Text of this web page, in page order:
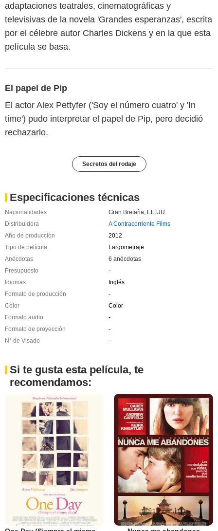
adaptaciones teatrales, cinematográficas y
televisivas de la novela 'Grandes esperanzas', escrita
por el célebre autor Charles Dickens y en la que esta
película se basa.
El papel de Pip
El actor Alex Pettyfer ('Soy el número cuatro' y 'In
time') pudo interpretar el papel de Pip, pero decidió
rechazarlo.
Secretos del rodaje
Especificaciones técnicas
Nacionalidades Gran Bretaña EE.UU.
Distribuidora
A Contracorriente Films
Año de producción
2012
Tipo de película
Largometraje
Anécdotas
6 anécdotas
Presupuesto
-
Idiomas
Inglés
Formato de producción
-
Color
Color
Formato audio
-
Formato de proyección
-
N° de Visado
-
Si te gusta esta película, te
recomendamos: